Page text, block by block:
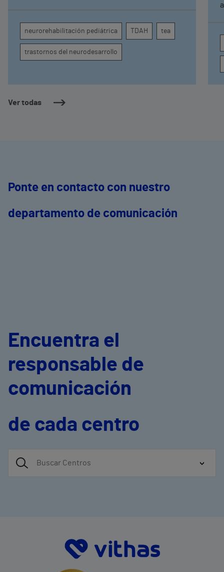
Ver todas
atención, la regulación emocional y la
conducta
neurorehabilitación pediátrica TDAH tea
trastornos del neurodesarrollo
Ponte en contacto con nuestro
departamento de comunicación
Encuentra el
responsable de
comunicación
de cada centro